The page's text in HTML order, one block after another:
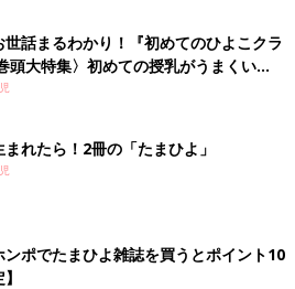
話まるわかり！『初めてのひよこクラ
頭大特集〉初めての授乳がうまくい
・ミルクの基本と夏のトラブル 解決テ
れたら！2冊の「たまひよ」
ンポでたまひよ雑誌を買うとポイント10